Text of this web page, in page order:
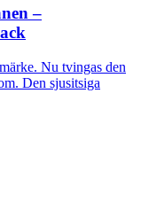
–
Nu tvingas den
Den sjusitsiga